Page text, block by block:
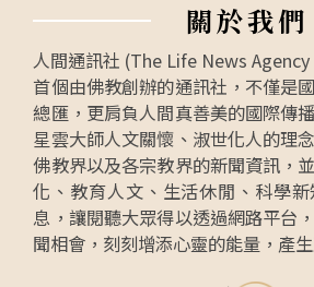
關於我們
人間通訊社 (The Life News
首個由佛教創辦的通訊社，不僅是
總匯，更肩負人間真善美的國際傳
星雲大師人文關懷、淑世化人的理
佛教界以及各宗教界的新聞資訊，
化、教育人文、生活休閒、科學
息，讓閱聽大眾得以透過網路平台
聞相會，刻刻增添心靈的能量，產